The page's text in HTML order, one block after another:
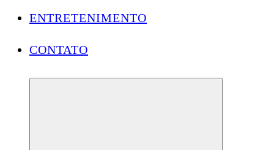
ENTRETENIMENTO
CONTATO